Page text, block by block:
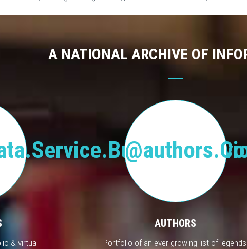
A NATIONAL ARCHIVE OF
& virtual
AUTHORS
Portfolio of an ever growing list of legends.